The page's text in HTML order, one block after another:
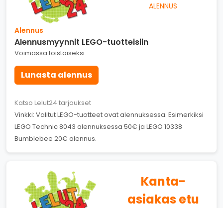
ALENNUS
Alennus
Alennusmyynnit LEGO-tuotteisiin
Voimassa toistaiseksi
Lunasta alennus
Katso Lelut24 tarjoukset
Vinkki: Valitut LEGO-tuotteet ovat alennuksessa. Esimerkiksi
LEGO Technic 8043 alennuksessa 50€ ja LEGO 10338
Bumblebee 20€ alennus.
Kanta-
asiakas etu